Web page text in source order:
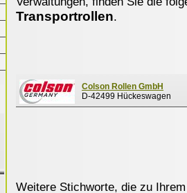
Transportrollen.
Colson Rollen GmbH
D-42499 Hückeswagen
Weitere Stichworte, die zu